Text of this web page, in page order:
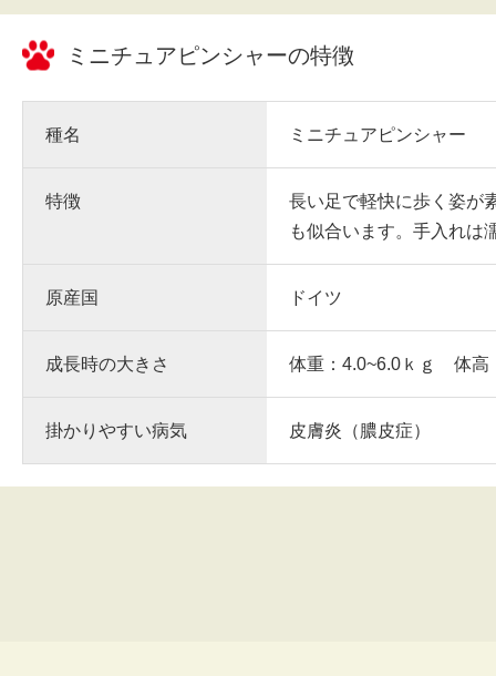
ミニチュアピンシャーの特徴
種名 ミニチュアピンシャー
特徴
長い足で軽快に歩く姿が
も似合います。手入れは
原産国 ドイツ
成長時の大きさ 体重：4.0~6.0ｋｇ 体高
掛かりやすい病気 皮膚炎（膿皮症）